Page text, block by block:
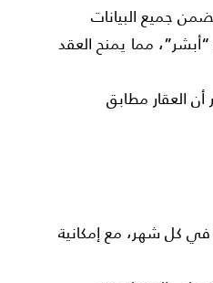
جميع البيانات
مما يمنح العقد
العقار مطابق
في كل شهر، مع إمكانية